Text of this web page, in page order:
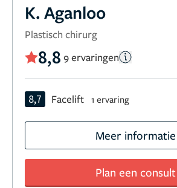
K. Aganloo
Plastisch chirurg
8,8 9 ervaringen
8,7 Facelift 1 ervaring
Meer informatie
Plan een consult